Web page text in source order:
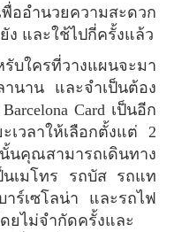
พื่ออำนวยความสะดวก
ง และใช้ไปกี่ครั้งแล้ว
บใครที่วางแผนจะมา
านาน และจำเป็นต้อง
Card เป็นอีก
เวลาให้เลือกตั้งแต่ 2
นั้นคุณสามารถเดินทาง
นเมโทร รถบัส รถแท
ร์เซโลน่า และรถไฟ
ยไม่จำกัดครั้งและ